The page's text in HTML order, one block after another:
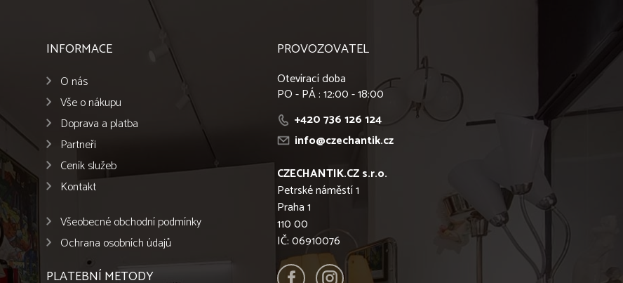
INFORMACE
O nás
Vše o nákupu
Doprava a platba
Partneři
Ceník služeb
Kontakt
Všeobecné obchodní podmínky
Ochrana osobních údajů
PLATEBNÍ METODY
PROVOZOVATEL
Otevírací doba
PO - PÁ : 12:00 - 18:00
+420 736 126 124
info@czechantik.cz
CZECHANTIK.CZ s.r.o.
Petrské náměstí 1
Praha 1
110 00
IČ: 06910076